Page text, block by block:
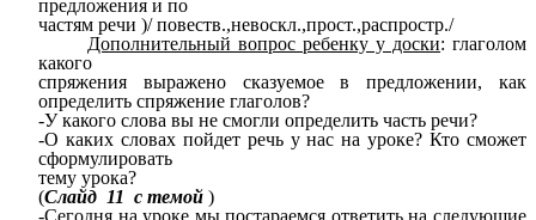
предложения и по
частям речи )/ повеств.,невоскл.,прост.,распростр./
Дополнительный вопрос ребенку у доски: глаголом
какого
спряжения выражено сказуемое в предложении, как
определить спряжение глаголов?
-У какого слова вы не смогли определить часть речи?
-О каких словах пойдет речь у нас на уроке? Кто сможет
сформулировать
тему урока?
(Слайд 11 с темой )
-Сегодня на уроке мы постараемся ответить на следующие